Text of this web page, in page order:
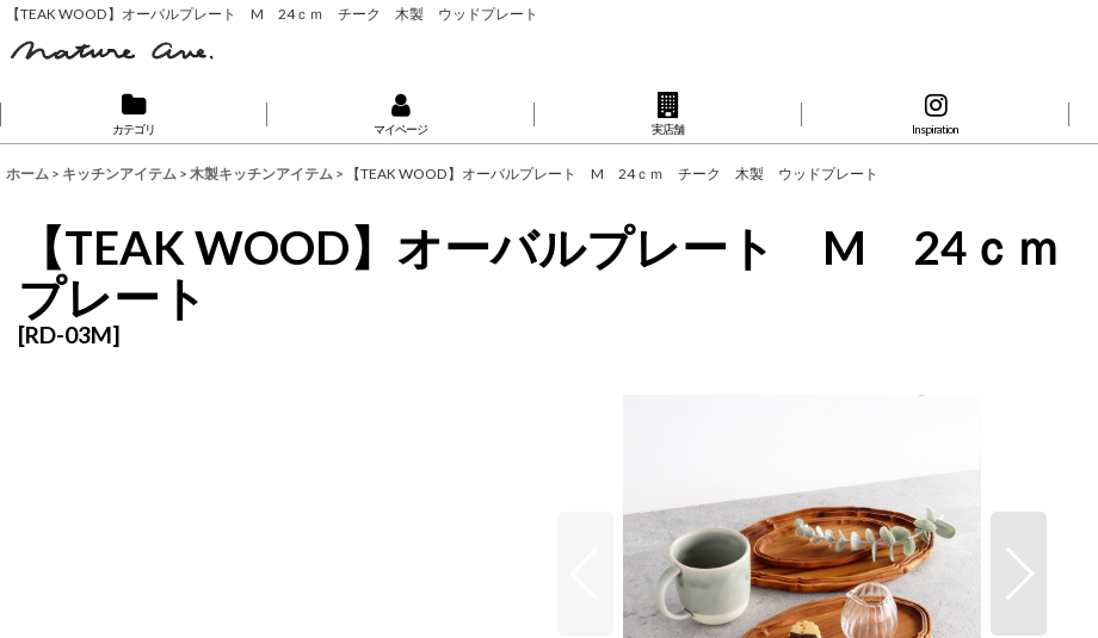
【TEAK WOOD】オーバルプレート M 24ｃｍ チーク 木製 ウッドプレート
カテゴリ マイページ 実店舗 Inspiration
ホーム > キッチンアイテム > 木製キッチンアイテム > 【TEAK WOOD】オーバルプレート M 24ｃｍ チーク 木製 ウッドプレート
【TEAK WOOD】オーバルプレート M 24ｃ
プレート
[RD-03M]